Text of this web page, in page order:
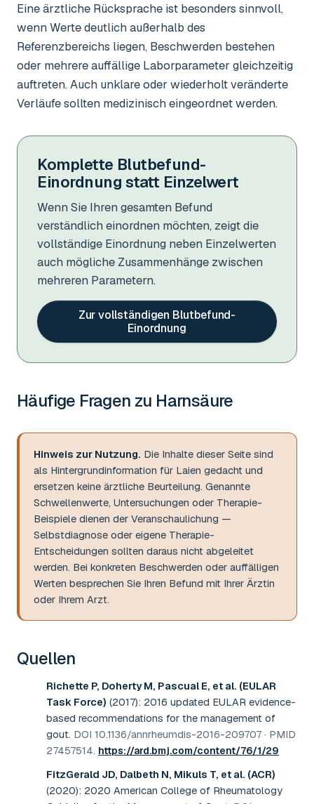
Eine ärztliche Rücksprache ist besonders sinnvoll,
wenn Werte deutlich außerhalb des
Referenzbereichs liegen, Beschwerden bestehen
oder mehrere auffällige Laborparameter gleichzeitig
auftreten. Auch unklare oder wiederholt veränderte
Verläufe sollten medizinisch eingeordnet werden.
Komplette Blutbefund-
Einordnung statt Einzelwert
Wenn Sie Ihren gesamten Befund
verständlich einordnen möchten, zeigt die
vollständige Einordnung neben Einzelwerten
auch mögliche Zusammenhänge zwischen
mehreren Parametern.
Zur vollständigen Blutbefund-
Einordnung
Häufige Fragen zu Harnsäure
Hinweis zur Nutzung. Die Inhalte dieser Seite sind
als Hintergrundinformation für Laien gedacht und
ersetzen keine ärztliche Beurteilung. Genannte
Schwellenwerte, Untersuchungen oder Therapie-
Beispiele dienen der Veranschaulichung —
Selbstdiagnose oder eigene Therapie-
Entscheidungen sollten daraus nicht abgeleitet
werden. Bei konkreten Beschwerden oder auffälligen
Werten besprechen Sie Ihren Befund mit Ihrer Ärztin
oder Ihrem Arzt.
Quellen
Richette P, Doherty M, Pascual E, et al. (EULAR
Task Force) (2017): 2016 updated EULAR evidence-
based recommendations for the management of
gout. DOI 10.1136/annrheumdis-2016-209707 · PMID
27457514. https://ard.bmj.com/content/76/1/29
FitzGerald JD, Dalbeth N, Mikuls T, et al. (ACR)
(2020): 2020 American College of Rheumatology